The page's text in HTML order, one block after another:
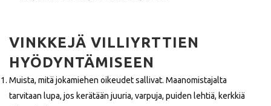
VINKKEJÄ VILLIYRTTIEN
HYÖDYNTÄMISEEN
Muista, mitä jokamiehen oikeudet sallivat. Maanomistajalta
tarvitaan lupa, jos kerätään juuria, varpuja, puiden lehtiä, kerkkiä